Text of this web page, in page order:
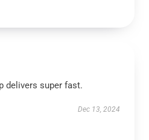
delivers super fast.
Dec 13, 2024